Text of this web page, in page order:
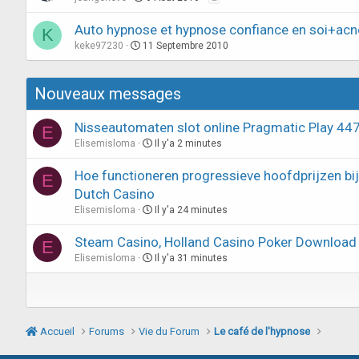
K Auto hypnose et hypnose confiance en
keke97230 11 Septembre 2010
Nouveaux messages
E Nisseautomaten slot online Pragmatic Play
Elisemisloma Il y'a 2 minutes
E
Hoe functioneren progressieve hoofdprijzen
Dutch Casino
Elisemisloma Il y'a 24 minutes
E Steam Casino, Holland Casino Poker Download
Elisemisloma Il y'a 31 minutes
Accueil Forums Vie du Forum Le café de l'hypnose